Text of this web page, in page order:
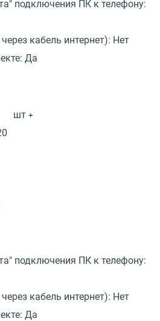
подключения ПК к телефону:
кабель интернет): Нет
Да
шт +
подключения ПК к телефону:
кабель интернет): Нет
Да